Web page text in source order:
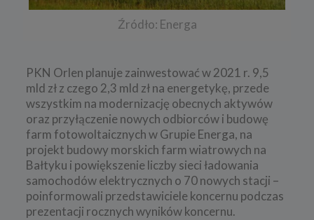
Źródło: Energa
PKN Orlen planuje zainwestować w 2021 r. 9,5
mld zł z czego 2,3 mld zł na energetykę, przede
wszystkim na modernizację obecnych aktywów
oraz przyłączenie nowych odbiorców i budowę
farm fotowoltaicznych w Grupie Energa, na
projekt budowy morskich farm wiatrowych na
Bałtyku i powiększenie liczby sieci ładowania
samochodów elektrycznych o 70 nowych stacji –
poinformowali przedstawiciele koncernu podczas
prezentacji rocznych wyników koncernu.